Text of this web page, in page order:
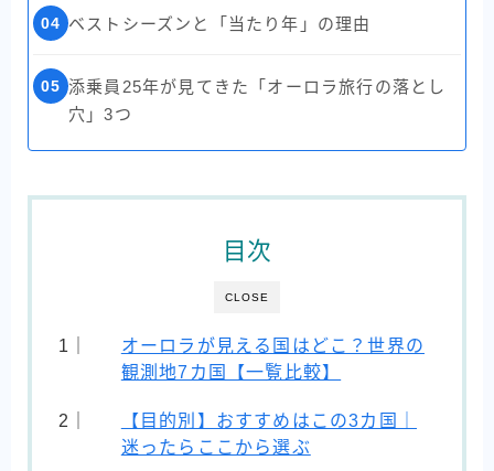
04 ベストシーズンと「当たり年」の理由
05 添乗員25年が見てきた「オーロラ旅行の落とし
穴」3つ
CLOSE
目次
オーロラが見える国はどこ？世界の
観測地7カ国【一覧比較】
【目的別】おすすめはこの3カ国｜
迷ったらここから選ぶ